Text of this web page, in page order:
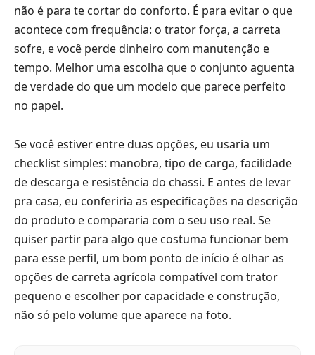
não é para te cortar do conforto. É para evitar o que
acontece com frequência: o trator força, a carreta
sofre, e você perde dinheiro com manutenção e
tempo. Melhor uma escolha que o conjunto aguenta
de verdade do que um modelo que parece perfeito
no papel.
Se você estiver entre duas opções, eu usaria um
checklist simples: manobra, tipo de carga, facilidade
de descarga e resistência do chassi. E antes de levar
pra casa, eu conferiria as especificações na descrição
do produto e compararia com o seu uso real. Se
quiser partir para algo que costuma funcionar bem
para esse perfil, um bom ponto de início é olhar as
opções de carreta agrícola compatível com trator
pequeno e escolher por capacidade e construção,
não só pelo volume que aparece na foto.